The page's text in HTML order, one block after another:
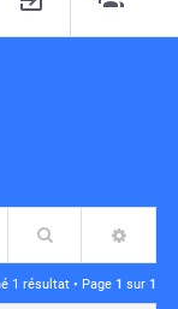
Rechercher
1 résultat • Page 1 sur 1